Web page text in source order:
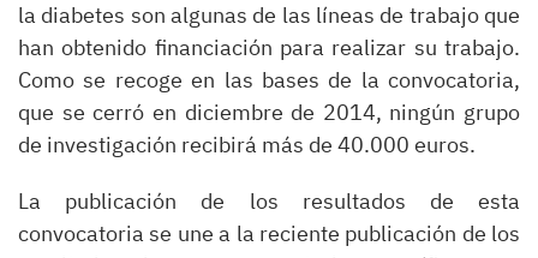
la diabetes son algunas de las líneas de trabajo que
han obtenido financiación para realizar su trabajo.
Como se recoge en las bases de la convocatoria,
que se cerró en diciembre de 2014, ningún grupo
de investigación recibirá más de 40.000 euros.
La publicación de los resultados de esta
convocatoria se une a la reciente publicación de los